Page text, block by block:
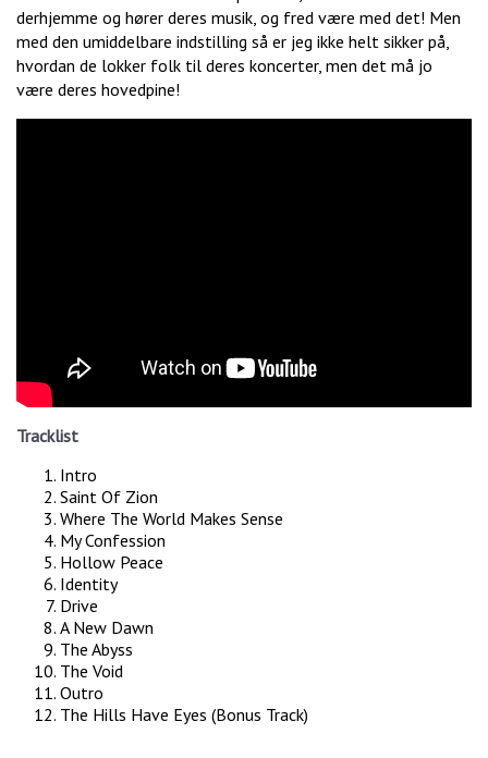
derhjemme og hører deres musik, og fred være med det! Men
med den umiddelbare indstilling så er jeg ikke helt sikker på,
hvordan de lokker folk til deres koncerter, men det må jo
være deres hovedpine!
Tracklist
Intro
Saint Of Zion
Where The World Makes Sense
My Confession
Hollow Peace
Identity
Drive
A New Dawn
The Abyss
The Void
Outro
The Hills Have Eyes (Bonus Track)